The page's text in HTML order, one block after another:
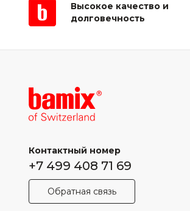
Высокое качество и
долговечность
Контактный номер
+7 499 408 71 69
Обратная связь